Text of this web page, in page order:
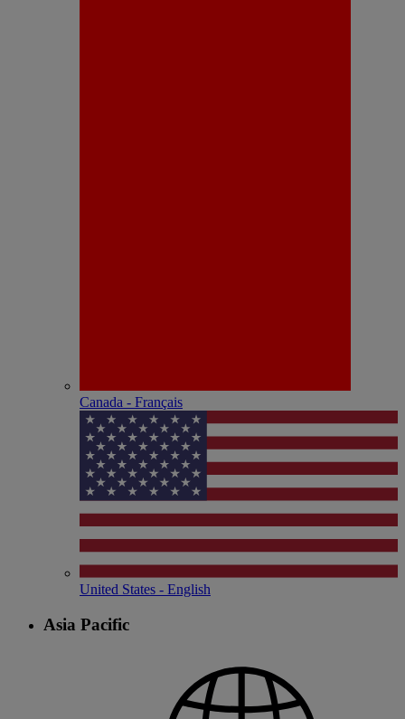
Canada - Français
United States - English
Asia Pacific